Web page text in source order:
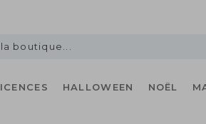
HALLOWEEN NOËL